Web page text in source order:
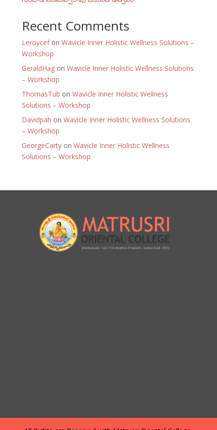
Recent Comments
Leroycefon Wavicle Inner Holistic Wellness Solutions –
Workshop
GeraldHagon Wavicle Inner Holistic Wellness Solutions
– Workshop
ThomasTub on Wavicle Inner Holistic Wellness
Solutions – Workshop
Davidpah on Wavicle Inner Holistic Wellness Solutions
– Workshop
GeorgeCartyon Wavicle Inner Holistic Wellness
Solutions – Workshop